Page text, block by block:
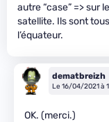
autre “case” => sur
satellite. Ils sont
l’équateur.
dematbreizh
Le 16/04/2021 à
OK. (merci.)